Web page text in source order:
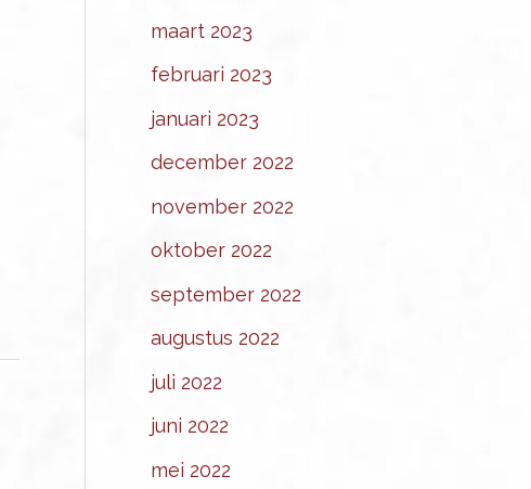
maart 2023
februari 2023
januari 2023
december 2022
november 2022
oktober 2022
september 2022
augustus 2022
juli 2022
juni 2022
mei 2022